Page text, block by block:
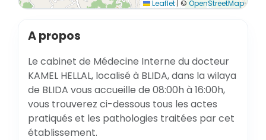
Leaflet | © OpenStreetMap
A propos
Le cabinet de Médecine Interne du docteur
KAMEL HELLAL, localisé à BLIDA, dans la wilaya
de BLIDA vous accueille de 08:00h à 16:00h,
vous trouverez ci-dessous tous les actes
pratiqués et les pathologies traitées par cet
établissement.